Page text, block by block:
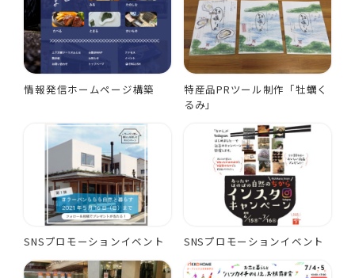
情報発信ホームページ構築
特産品PRツール制作「牡蠣く
るみ」
SNSプロモーションイベント SNSプロモーションイベント